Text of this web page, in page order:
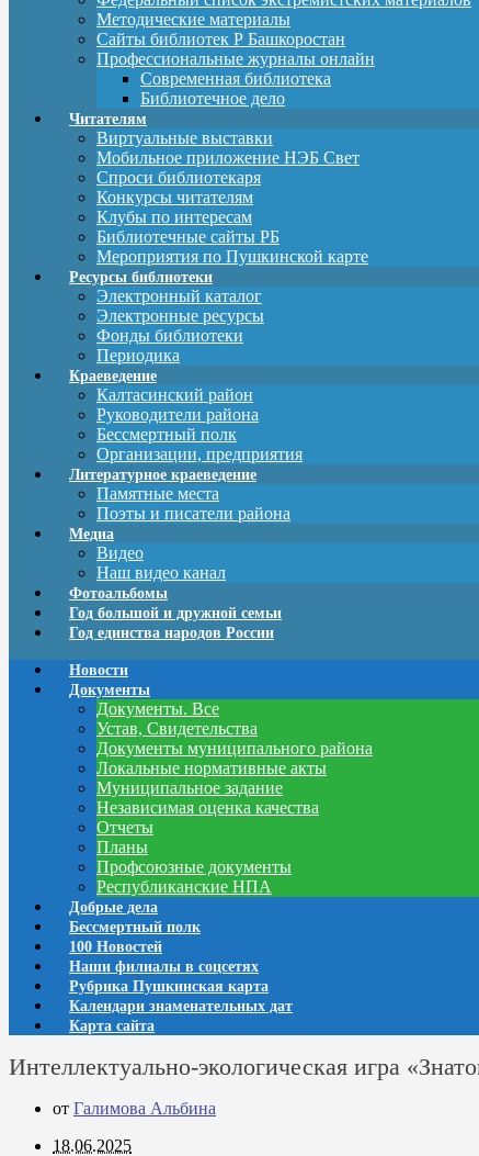
Методические материалы
Сайты библиотек Р Башкоростан
Профессиональные журналы онлайн
Современная библиотека
Библиотечное дело
Читателям
Виртуальные выставки
Мобильное приложение НЭБ Свет
Спроси библиотекаря
Конкурсы читателям
Клубы по интересам
Библиотечные сайты РБ
Мероприятия по Пушкинской карте
Ресурсы библиотеки
Электронный каталог
Электронные ресурсы
Фонды библиотеки
Периодика
Краеведение
Калтасинский район
Руководители района
Бессмертный полк
Организации, предприятия
Литературное краеведение
Памятные места
Поэты и писатели района
Медиа
Видео
Наш видео канал
Фотоальбомы
Год большой и дружной семьи
Год единства народов России
Новости
Документы
Документы. Все
Устав, Свидетельства
Документы муниципального района
Локальные нормативные акты
Муниципальное задание
Независимая оценка качества
Отчеты
Планы
Профсоюзные документы
Республиканские НПА
Добрые дела
Бессмертный полк
100 Новостей
Наши филиалы в соцсетях
Рубрика Пушкинская карта
Календари знаменательных дат
Карта сайта
Интеллектуально-экологическая игра
от Галимова Альбина
18.06.2025